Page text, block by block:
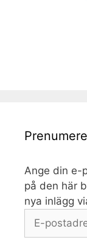
Ange din e-
på den här
nya inlägg
postadress